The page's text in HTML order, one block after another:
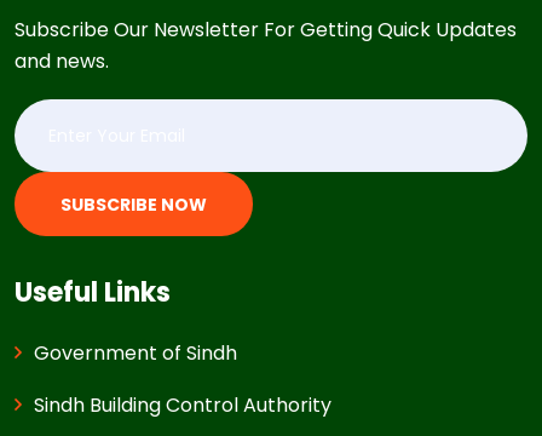
Subscribe Our Newsletter For Getting Quick Updates
and news.
SUBSCRIBE NOW
Useful Links
Government of Sindh
Sindh Building Control Authority